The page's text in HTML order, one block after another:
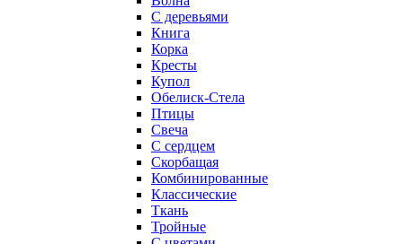
С деревьями
Книга
Корка
Кресты
Купол
Обелиск-Стела
Птицы
Свеча
С сердцем
Скорбащая
Комбинированные
Классические
Ткань
Тройные